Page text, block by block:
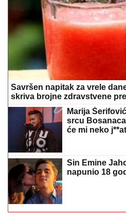
Savršen napitak za vrele
skriva brojne zdravstvene
Marija
srcu
će mi neko
Sin Emine
napunio 18